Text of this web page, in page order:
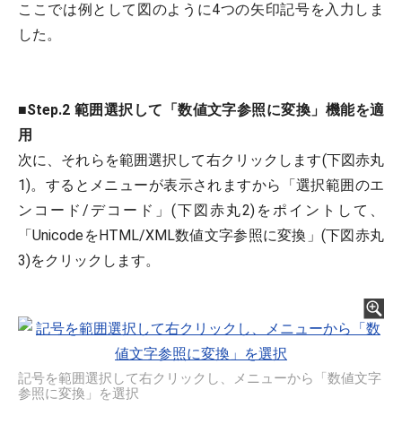
ここでは例として図のように4つの矢印記号を入力しま
した。
■Step.2 範囲選択して「数値文字参照に変換 」機能を適
用
次に、それらを範囲選択して右クリックします(下図赤丸
1)。するとメニューが表示されますから「選択範囲のエ
ンコード/デコード」(下図赤丸2)をポイントして、
「UnicodeをHTML/XML数値文字参照に変換」(下図赤丸
3)をクリックします。
記号を範囲選択して右クリックし、メニューから「数値文字
参照に変換」を選択